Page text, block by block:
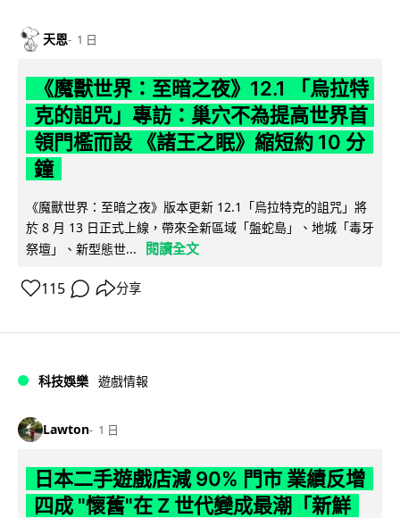
天恩 1 日
《魔獸世界：至暗之夜》12.1 「烏拉特
克的詛咒」專訪：巢穴不為提高世界首
領門檻而設 《諸王之眠》縮短約 10 分
鐘
《魔獸世界：至暗之夜》版本更新 12.1「烏拉特克的詛咒」將
於 8 月 13 日正式上線，帶來全新區域「盤蛇島」、地城「毒牙
祭壇」、新型態世...
閱讀全文
115 分享
科技娛樂 遊戲情報
Lawton 1 日
日本二手遊戲店減 90% 門市 業績反增
四成 "懷舊"在 Z 世代變成最潮「新鮮